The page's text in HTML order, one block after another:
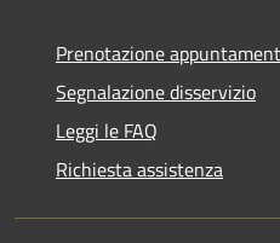
Prenotazione
Segnalazione disservizio
Leggi le FAQ
Richiesta assistenza